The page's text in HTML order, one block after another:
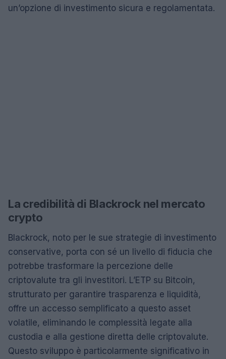
un’opzione di investimento sicura e regolamentata.
La credibilità di Blackrock nel mercato
crypto
Blackrock, noto per le sue strategie di investimento
conservative, porta con sé un livello di fiducia che
potrebbe trasformare la percezione delle
criptovalute tra gli investitori. L’ETP su Bitcoin,
strutturato per garantire trasparenza e liquidità,
offre un accesso semplificato a questo asset
volatile, eliminando le complessità legate alla
custodia e alla gestione diretta delle criptovalute.
Questo sviluppo è particolarmente significativo in